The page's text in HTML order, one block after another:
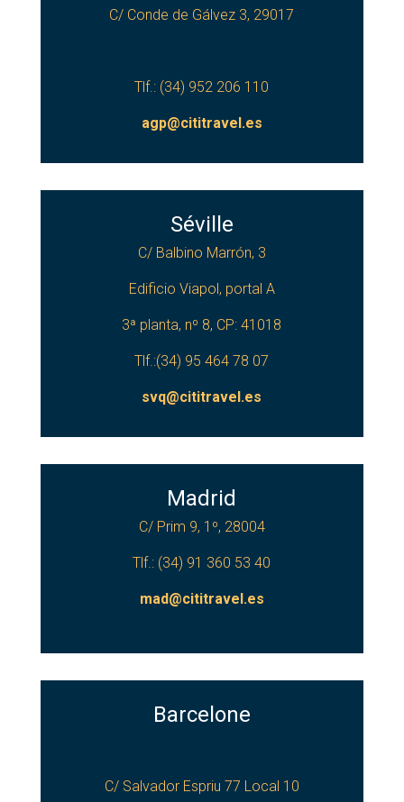
C/ Conde de Gálvez 3, 29017
Tlf.: (34) 952 206 110
agp@cititravel.es
Séville
C/ Balbino Marrón, 3
Edificio Viapol, portal A
3ª planta, nº 8, CP: 41018
Tlf.:(34) 95 464 78 07
svq@cititravel.es
Madrid
C/ Prim 9, 1º, 28004
Tlf.: (34) 91 360 53 40
mad@cititravel.es
Barcelone
C/ Salvador Espriu 77 Local 10